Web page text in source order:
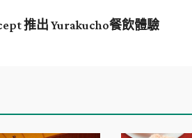
推出 Yurakucho餐飲體驗